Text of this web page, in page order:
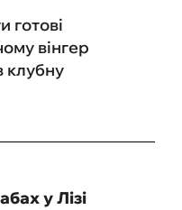
готові
вінгер
клубну
у Лізі